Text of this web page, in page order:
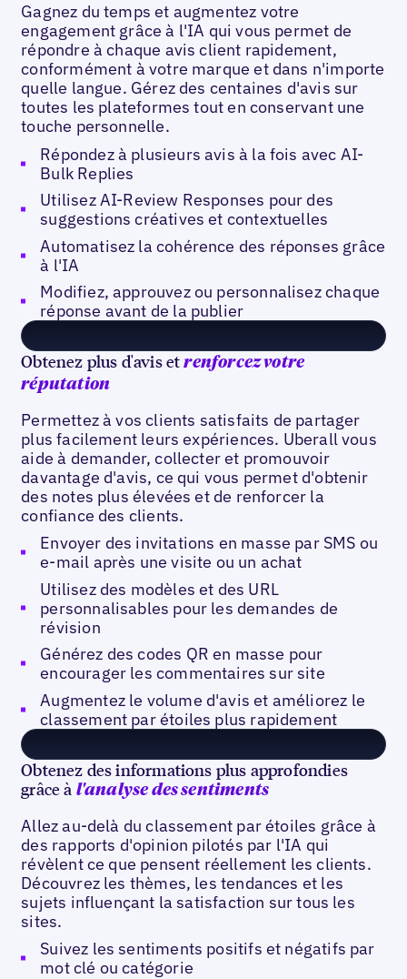
Gagnez du temps et augmentez votre
engagement grâce à l'IA qui vous permet de
répondre à chaque avis client rapidement,
conformément à votre marque et dans n'importe
quelle langue. Gérez des centaines d'avis sur
toutes les plateformes tout en conservant une
touche personnelle.
Répondez à plusieurs avis à la fois avec AI-
Bulk Replies
Utilisez AI-Review Responses pour des
suggestions créatives et contextuelles
Automatisez la cohérence des réponses grâce
à l'IA
Modifiez, approuvez ou personnalisez chaque
réponse avant de la publier
Obtenez plus d'avis etrenforcez votre
réputation
Permettez à vos clients satisfaits de partager
plus facilement leurs expériences. Uberall vous
aide à demander, collecter et promouvoir
davantage d'avis, ce qui vous permet d'obtenir
des notes plus élevées et de renforcer la
confiance des clients.
Envoyer des invitations en masse par SMS ou
e-mail après une visite ou un achat
Utilisez des modèles et des URL
personnalisables pour les demandes de
révision
Générez des codes QR en masse pour
encourager les commentaires sur site
Augmentez le volume d'avis et améliorez le
classement par étoiles plus rapidement
Obtenez des informations plus approfondies
grâce à l'analyse des sentiments
Allez au-delà du classement par étoiles grâce à
des rapports d'opinion pilotés par l'IA qui
révèlent ce que pensent réellement les clients.
Découvrez les thèmes, les tendances et les
sujets influençant la satisfaction sur tous les
sites.
Suivez les sentiments positifs et négatifs par
mot clé ou catégorie